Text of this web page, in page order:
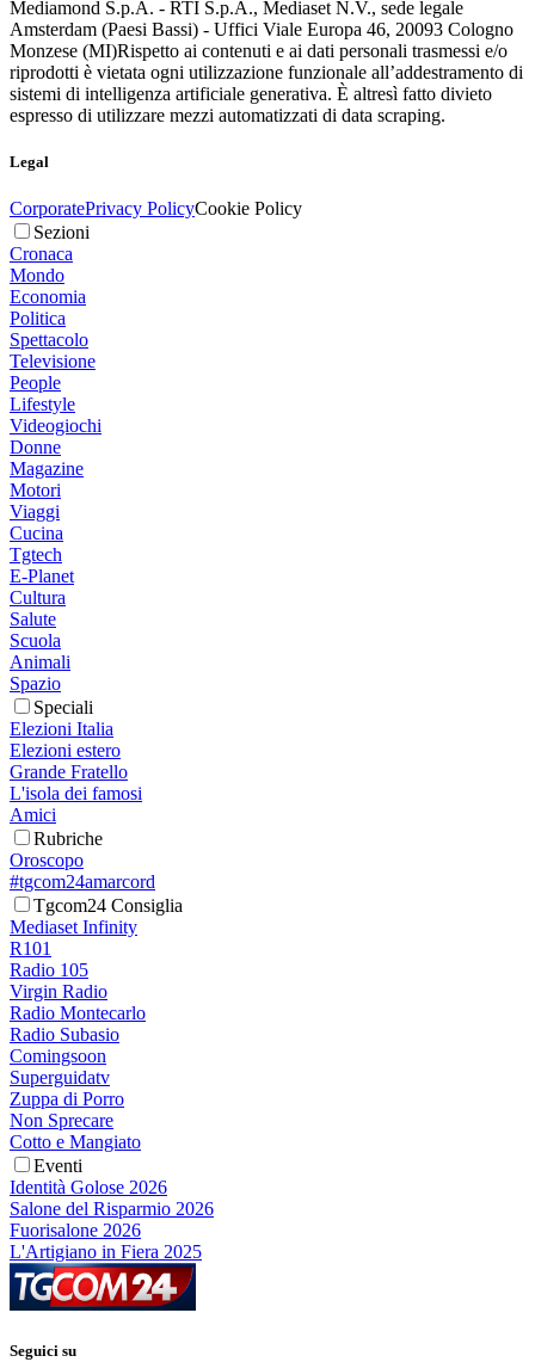
Mediamond S.p.A. - RTI S.p.A., Mediaset N.V., sede legale
Amsterdam (Paesi Bassi) - Uffici Viale Europa 46, 20093 Cologno
Monzese (MI)Rispetto ai contenuti e ai dati personali trasmessi e/o
riprodotti è vietata ogni utilizzazione funzionale all’addestramento di
sistemi di intelligenza artificiale generativa. È altresì fatto divieto
espresso di utilizzare mezzi automatizzati di data scraping.
Legal
CorporatePrivacy PolicyCookie Policy
Sezioni
Cronaca
Mondo
Economia
Politica
Spettacolo
Televisione
People
Lifestyle
Videogiochi
Donne
Magazine
Motori
Viaggi
Cucina
Tgtech
E-Planet
Cultura
Salute
Scuola
Animali
Spazio
Speciali
Elezioni Italia
Elezioni estero
Grande Fratello
L'isola dei famosi
Amici
Rubriche
Oroscopo
#tgcom24amarcord
Tgcom24 Consiglia
Mediaset Infinity
R101
Radio 105
Virgin Radio
Radio Montecarlo
Radio Subasio
Comingsoon
Superguidatv
Zuppa di Porro
Non Sprecare
Cotto e Mangiato
Eventi
Identità Golose 2026
Salone del Risparmio 2026
Fuorisalone 2026
L'Artigiano in Fiera 2025
Seguici su